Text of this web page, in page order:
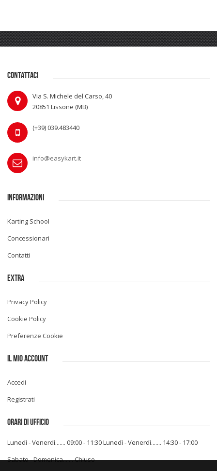
CONTATTACI
Via S. Michele del Carso, 40
20851 Lissone (MB)
(+39) 039.483440
info@easykart.it
INFORMAZIONI
Karting School
Concessionari
Contatti
EXTRA
Privacy Policy
Cookie Policy
Preferenze Cookie
IL MIO ACCOUNT
Accedi
Registrati
ORARI DI UFFICIO
Lunedì - Venerdì....... 09:00 - 11:30Lunedì - Venerdì....... 14:30 - 17:00
Sabato - Domenica....... Chiuso